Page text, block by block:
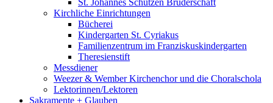
St. Johannes Schützen Bruderschaft
Kirchliche Einrichtungen
Bücherei
Kindergarten St. Cyriakus
Familienzentrum im Franziskuskindergarten
Theresienstift
Messdiener
Weezer & Wember Kirchenchor und die Choralschola
Lektorinnen/Lektoren
Sakramente + Glauben